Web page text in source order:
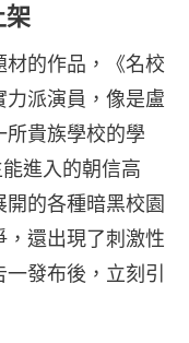
架
的作品，《名校
派演員，像是盧
所貴族學校的學
進入的朝信高
的各種暗黑校園
還出現了刺激性
發布後，立刻引